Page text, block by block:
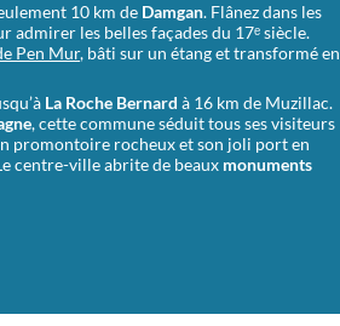
10 km de Damgan. Flânez dans les
les belles façades du 17ᵉ siècle.
Pen Mur, bâti sur un étang et transformé en
La Roche Bernard à 16 km de Muzillac.
, cette commune séduit tous ses visiteurs
promontoire rocheux et son joli port en
centre-ville abrite de beaux monuments